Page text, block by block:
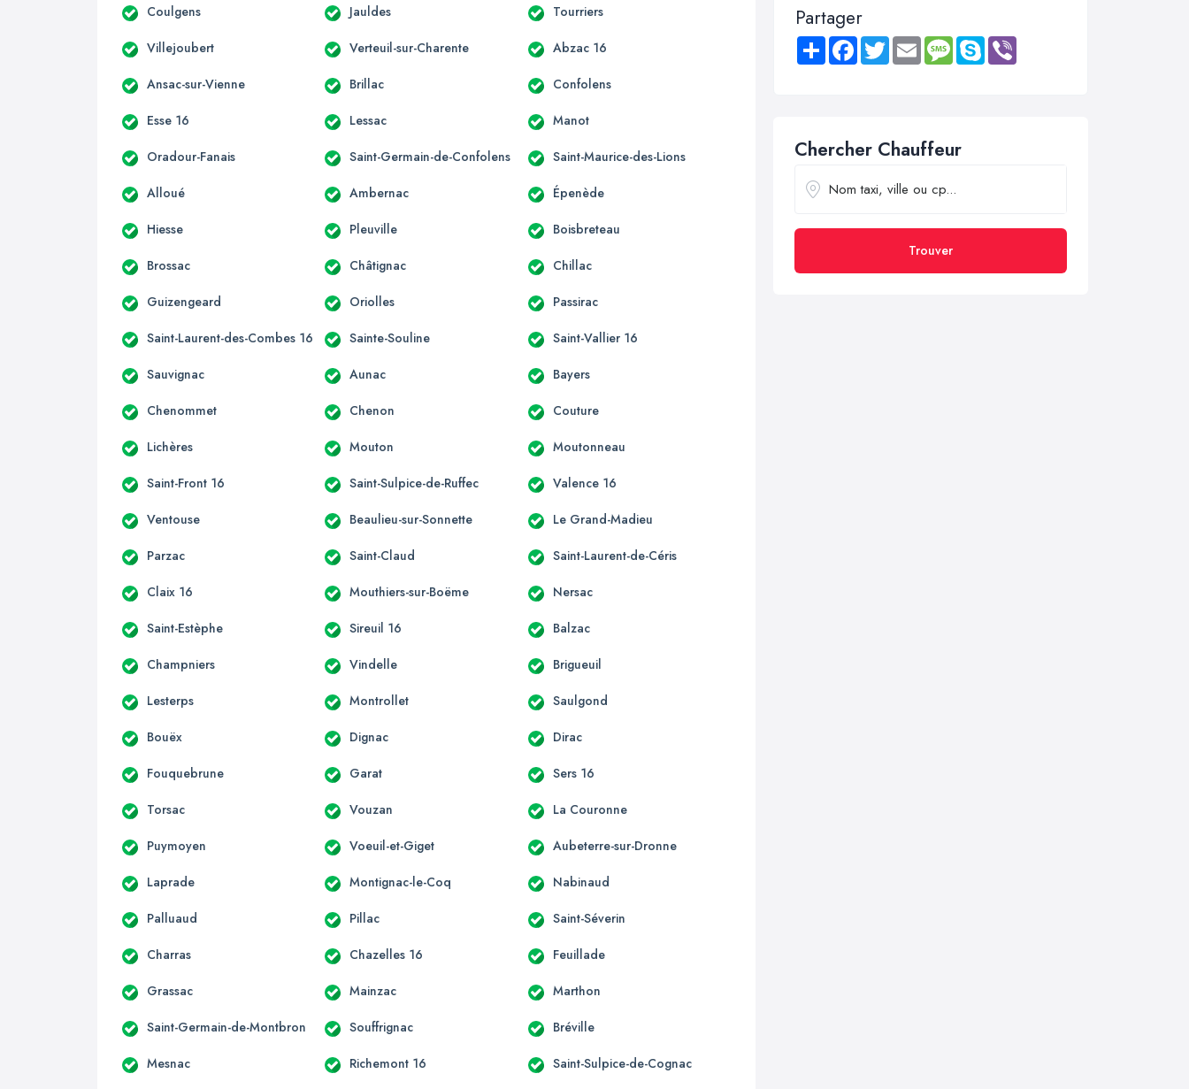
Coulgens Jauldes Tourriers
Villejoubert Verteuil-sur-Charente Abzac 16
Ansac-sur-Vienne Brillac Confolens
Esse 16 Lessac Manot
Oradour-Fanais Saint-Germain-de-Confolens Saint-Maurice-des-Lions
Alloué Ambernac Épenède
Hiesse Pleuville Boisbreteau
Brossac Châtignac Chillac
Guizengeard Oriolles Passirac
Saint-Laurent-des-Combes 16 Sainte-Souline Saint-Vallier 16
Sauvignac Aunac Bayers
Chenommet Chenon Couture
Lichères Mouton Moutonneau
Saint-Front 16 Saint-Sulpice-de-Ruffec Valence 16
Ventouse Beaulieu-sur-Sonnette Le Grand-Madieu
Parzac Saint-Claud Saint-Laurent-de-Céris
Claix 16 Mouthiers-sur-Boëme Nersac
Saint-Estèphe Sireuil 16 Balzac
Champniers Vindelle Brigueuil
Lesterps Montrollet Saulgond
Bouëx Dignac Dirac
Fouquebrune Garat Sers 16
Torsac Vouzan La Couronne
Puymoyen Voeuil-et-Giget Aubeterre-sur-Dronne
Laprade Montignac-le-Coq Nabinaud
Palluaud Pillac Saint-Séverin
Charras Chazelles 16 Feuillade
Grassac Mainzac Marthon
Saint-Germain-de-Montbron Souffrignac Bréville
Mesnac Richemont 16 Saint-Sulpice-de-Cognac
Partager
Share FacebookTwitter Email MessageSkype
Chercher Chauffeur
Trouver